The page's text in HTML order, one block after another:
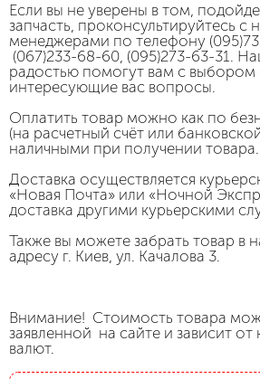
Если вы не уверены в том,
запчасть, проконсультируйтесь с
менеджерами по телефону
(067)233-68-60, (095)273-63-31.
радостью помогут вам с выбором
интересующие вас вопросы.
Оплатить товар можно как по
(на расчетный счёт или
наличными при получении товара.
Доставка осуществляется
«Новая Почта» или «Ночной
доставка другими курьерскими
Также вы можете забрать товар в
адресу г. Киев, ул. Качалова 3.
Внимание! Стоимость товара
заявленной на сайте и зависит от
валют.